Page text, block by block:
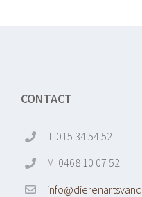
CONTACT
T. 015 34 54 52
M. 0468 10 07 52